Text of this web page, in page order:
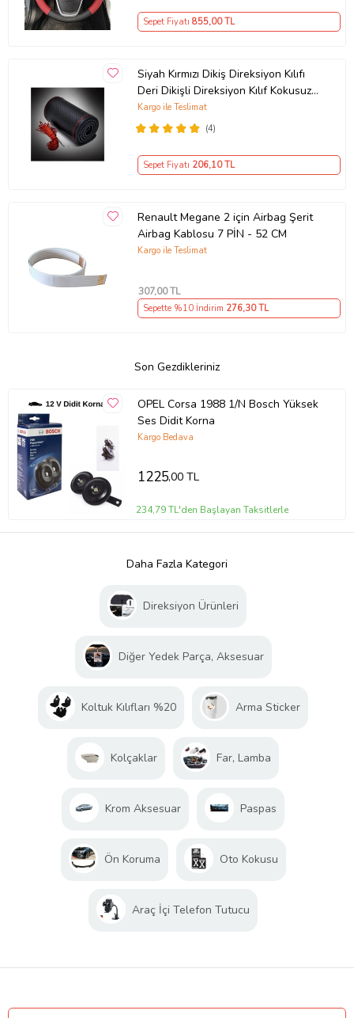
Sepet Fiyatı 855,00 TL
Siyah Kırmızı Dikiş Direksiyon Kılıfı
Deri Dikişli Direksiyon Kılıf Kokusuz
Kılıf
(4)
Kargo ile Teslimat
Sepet Fiyatı 206,10 TL
Renault Megane 2 için Airbag Şerit
Airbag Kablosu 7 PİN - 52 CM
Kargo ile Teslimat
307,00 TL
Sepette %10 İndirim 276,30 TL
Son Gezdikleriniz
OPEL Corsa 1988 1/N Bosch Yüksek
Ses Didit Korna
Kargo Bedava
1225,00 TL
234,79 TL'den Başlayan Taksitlerle
Daha Fazla Kategori
Direksiyon Ürünleri
Diğer Yedek Parça, Aksesuar
Koltuk Kılıfları %20 Arma Sticker
Kolçaklar Far, Lamba
Krom Aksesuar Paspas
Ön Koruma Oto Kokusu
Araç İçi Telefon Tutucu